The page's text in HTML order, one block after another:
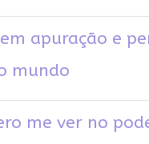
apuração e
mundo
me ver no